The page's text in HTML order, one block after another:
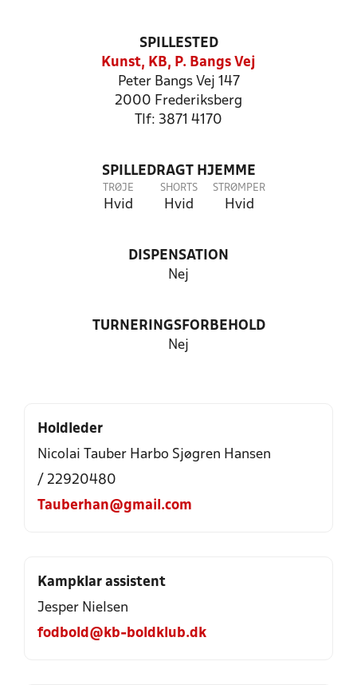
SPILLESTED
Kunst, KB, P. Bangs Vej
Peter Bangs Vej 147
2000 Frederiksberg
Tlf: 3871 4170
SPILLEDRAGT HJEMME
TRØJE
Hvid
SHORTS
Hvid
STRØMPER
Hvid
DISPENSATION
Nej
TURNERINGSFORBEHOLD
Nej
Holdleder
Nicolai Tauber Harbo Sjøgren Hansen
/ 22920480
Tauberhan@gmail.com
Kampklar assistent
Jesper Nielsen
fodbold@kb-boldklub.dk